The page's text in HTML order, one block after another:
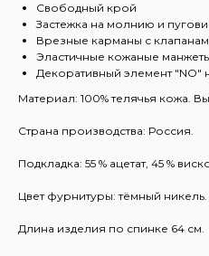
Свободный крой
Застежка на молнию и
Врезные карманы с
Эластичные кожаные
Декоративный элемент "NO"
Материал: 100% телячья кожа.
Страна производства: Россия.
Подкладка: 55 % ацетат, 45 %
Цвет фурнитуры: тёмный никель.
Длина изделия по спинке 64 см.